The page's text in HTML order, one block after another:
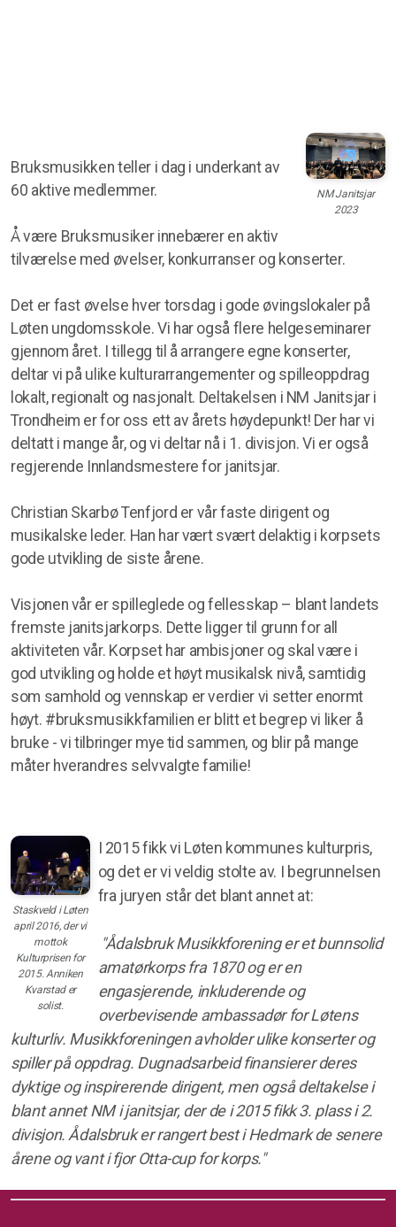
NM Janitsjar
2023
Bruksmusikken teller i dag i underkant av
60 aktive medlemmer.
Å være Bruksmusiker innebærer en aktiv
tilværelse med øvelser, konkurranser og konserter.
Det er fast øvelse hver torsdag i gode øvingslokaler på
Løten ungdomsskole. Vi har også flere helgeseminarer
gjennom året. I tillegg til å arrangere egne konserter,
deltar vi på ulike kulturarrangementer og spilleoppdrag
lokalt, regionalt og nasjonalt. Deltakelsen i NM Janitsjar i
Trondheim er for oss ett av årets høydepunkt! Der har vi
deltatt i mange år, og vi deltar nå i 1. divisjon. Vi er også
regjerende Innlandsmestere for janitsjar.
Christian Skarbø Tenfjord er vår faste dirigent og
musikalske leder. Han har vært svært delaktig i korpsets
gode utvikling de siste årene.
Visjonen vår er spilleglede og fellesskap – blant landets
fremste janitsjarkorps. Dette ligger til grunn for all
aktiviteten vår. Korpset har ambisjoner og skal være i
god utvikling og holde et høyt musikalsk nivå, samtidig
som samhold og vennskap er verdier vi setter enormt
høyt. #bruksmusikkfamilien er blitt et begrep vi liker å
bruke - vi tilbringer mye tid sammen, og blir på mange
måter hverandres selvvalgte familie!
Staskveld i Løten
april 2016, der vi
mottok
Kulturprisen for
2015. Anniken
Kvarstad er
solist.
I 2015 fikk vi Løten kommunes kulturpris,
og det er vi veldig stolte av. I begrunnelsen
fra juryen står det blant annet at:
"Ådalsbruk Musikkforening er et bunnsolid
amatørkorps fra 1870 og er en
engasjerende, inkluderende og
overbevisende ambassadør for Løtens
kulturliv. Musikkforeningen avholder ulike konserter og
spiller på oppdrag. Dugnadsarbeid finansierer deres
dyktige og inspirerende dirigent, men også deltakelse i
blant annet NM i janitsjar, der de i 2015 fikk 3. plass i 2.
divisjon. Ådalsbruk er rangert best i Hedmark de senere
årene og vant i fjor Otta-cup for korps."